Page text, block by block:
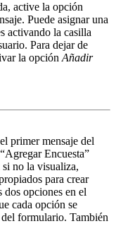
active la opción
Puede asignar una
activando la casilla
Para dejar de
la opción Añadir
primer mensaje del
Encuesta”
no la visualiza,
para crear
dos opciones en el
cada opción se
formulario. También